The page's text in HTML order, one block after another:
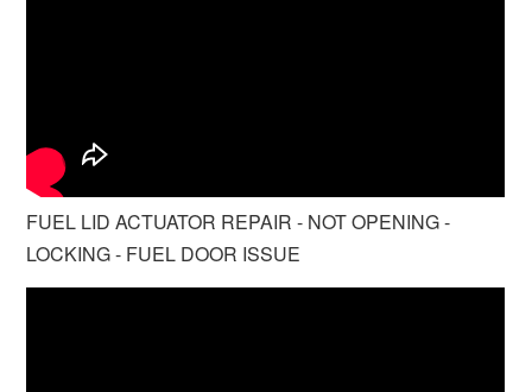
FUEL LID ACTUATOR REPAIR - NOT OPENING -
LOCKING - FUEL DOOR ISSUE